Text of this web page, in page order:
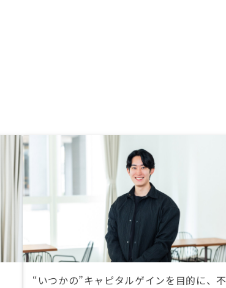
“いつかの”キャピタルゲインを目的に、不